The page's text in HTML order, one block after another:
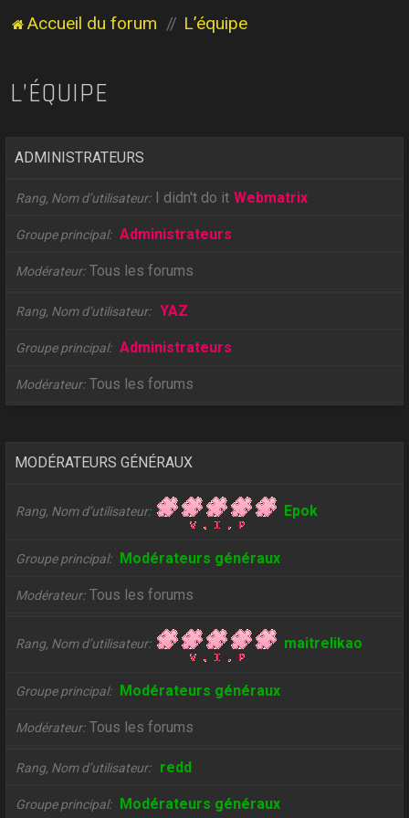
Accueil du forum L’équipe
L’ÉQUIPE
ADMINISTRATEURS
Rang, Nom d’utilisateur I didn't do it Webmatrix
Groupe principal Administrateurs
Modérateur Tous les forums
Rang, Nom d’utilisateur YAZ
Groupe principal Administrateurs
Modérateur Tous les forums
MODÉRATEURS GÉNÉRAUX
Rang, Nom d’utilisateur Epok
Groupe principal Modérateurs généraux
Modérateur Tous les forums
Rang, Nom d’utilisateur maitrelikao
Groupe principal Modérateurs généraux
Modérateur Tous les forums
Rang, Nom d’utilisateur redd
Groupe principal Modérateurs généraux